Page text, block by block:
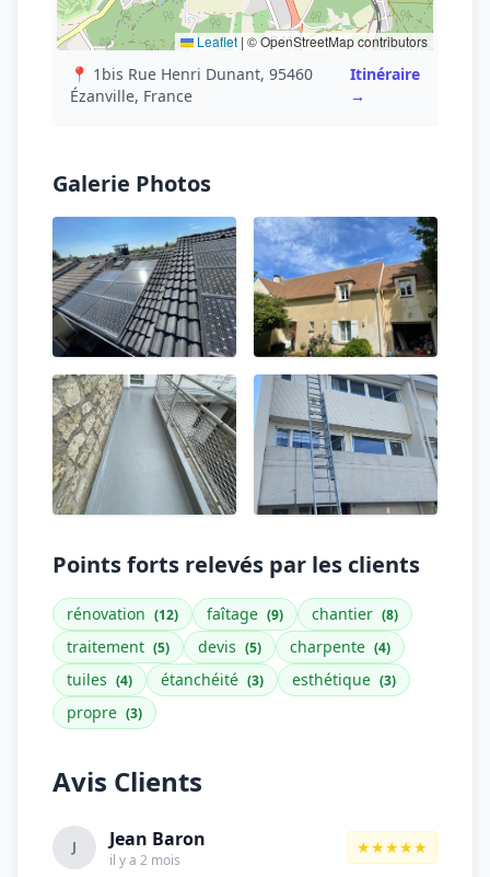
Leaflet | © OpenStreetMap contributors
📍 1bis Rue Henri Dunant, 95460
Ézanville, France
Itinéraire
→
Galerie Photos
Points forts relevés par les clients
rénovation (12) faîtage (9) chantier (8)
traitement (5) devis (5) charpente (4)
tuiles (4) étanchéité (3) esthétique (3)
propre (3)
Avis Clients
J Jean Baron
il y a 2 mois
★★★★★